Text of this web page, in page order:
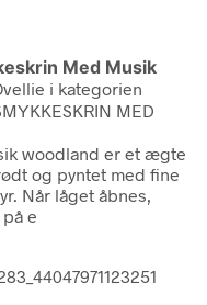
Med Musik
i kategorien
MED
woodland er et ægte
og pyntet med fine
Når låget åbnes,
e